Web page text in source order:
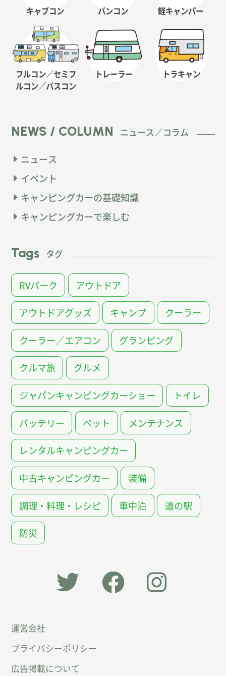
キャブコン バンコン 軽キャンパー
フルコン／セミフ
ルコン／バスコン
トレーラー トラキャン
NEWS / COLUMN ニュース／コラム
ニュース
イベント
キャンピングカーの基礎知識
キャンピングカーで楽しむ
Tags タグ
RVパーク アウトドア
アウトドアグッズ キャンプ クーラー
クーラー／エアコン グランピング
クルマ旅 グルメ
ジャパンキャンピングカーショー トイレ
バッテリー ペット メンテナンス
レンタルキャンピングカー
中古キャンピングカー 装備
調理・料理・レシピ 車中泊 道の駅
防災
ン
パー」
運営会社
プライバシーポリシー
広告掲載について